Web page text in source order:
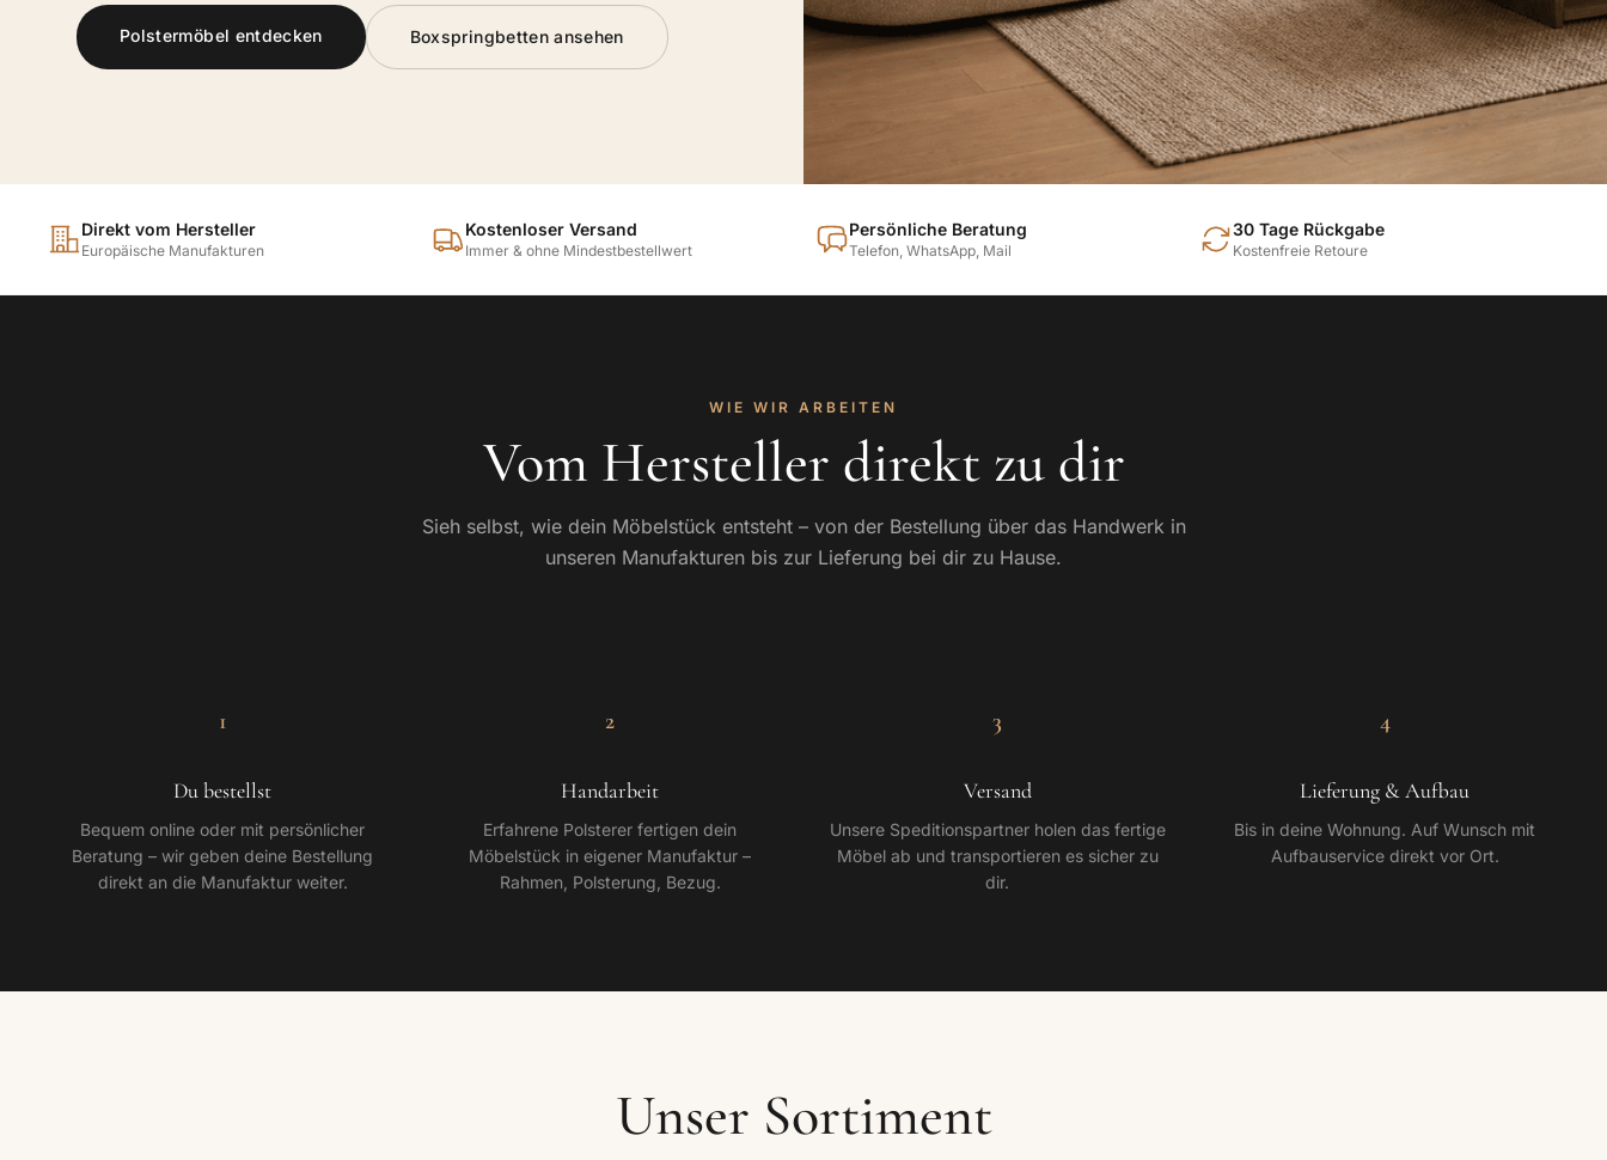
Polstermöbel entdecken Boxspringbetten ansehen
Direkt vom Hersteller
Europäische Manufakturen
Kostenloser Versand
Immer & ohne Mindestbestellwert
Persönliche Beratung
Telefon, WhatsApp, Mail
30 Tage Rückgabe
Kostenfreie Retoure
WIE WIR ARBEITEN
Vom Hersteller direkt zu dir
Sieh selbst, wie dein Möbelstück entsteht – von der Bestellung über das Handwerk in
unseren Manufakturen bis zur Lieferung bei dir zu Hause.
1
Du bestellst
Bequem online oder mit persönlicher
Beratung – wir geben deine Bestellung
direkt an die Manufaktur weiter.
2
Handarbeit
Erfahrene Polsterer fertigen dein
Möbelstück in eigener Manufaktur –
Rahmen, Polsterung, Bezug.
3
Versand
Unsere Speditionspartner holen das fertige
Möbel ab und transportieren es sicher zu
dir.
4
Lieferung & Aufbau
Bis in deine Wohnung. Auf Wunsch mit
Aufbauservice direkt vor Ort.
Unser Sortiment